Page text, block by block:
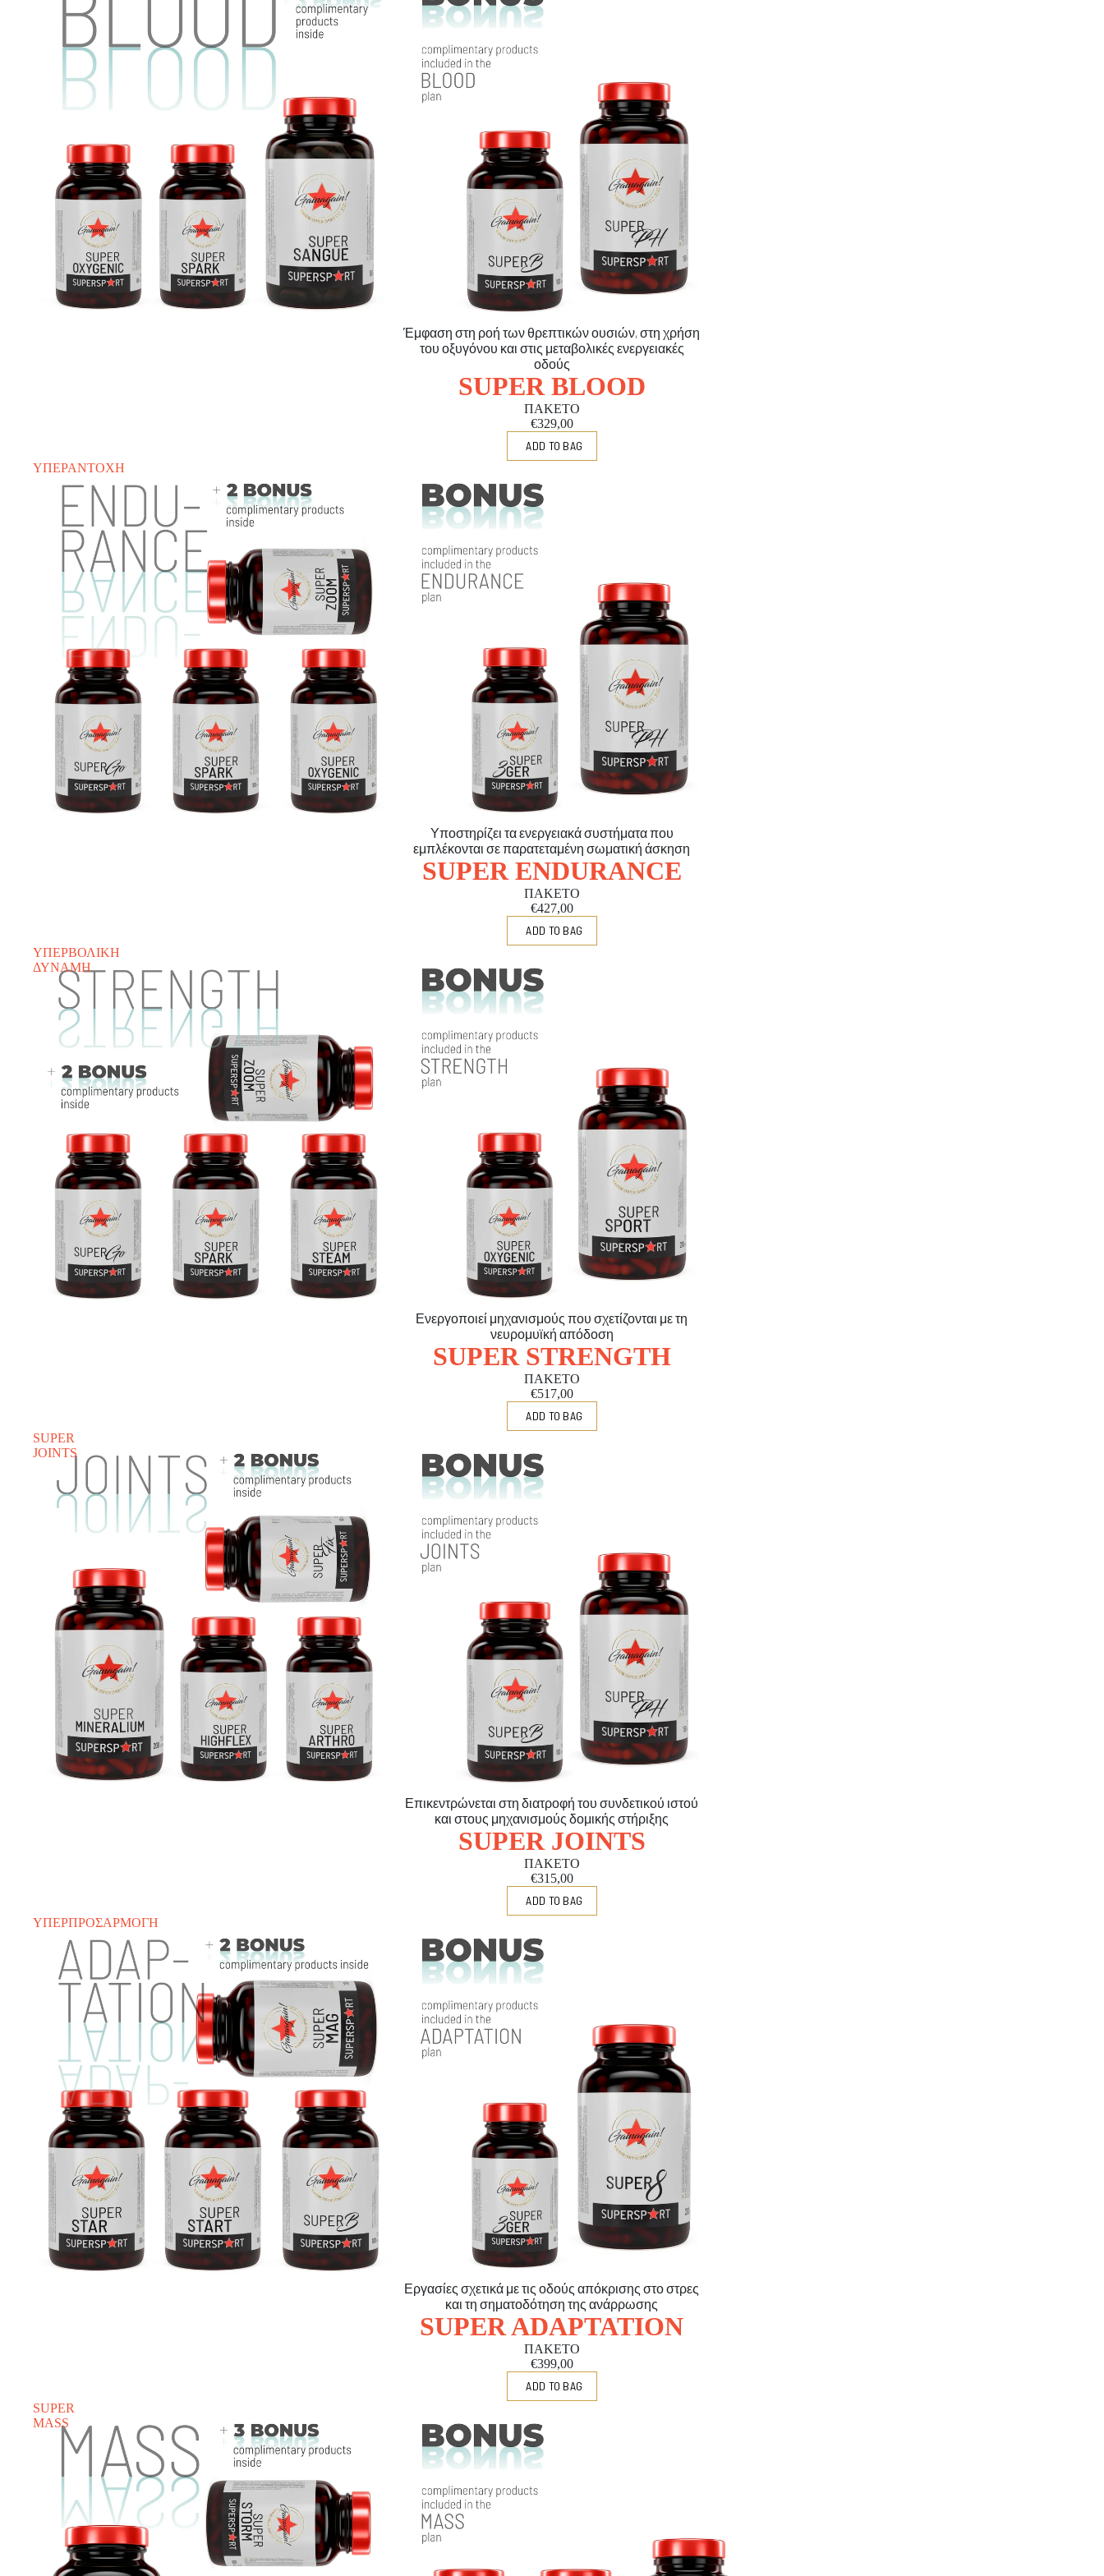
Έμφαση στη ροή των θρεπτικών ουσιών, στη χρήση
του οξυγόνου και στις μεταβολικές ενεργειακές
οδούς
SUPER BLOOD
ΠΑΚΕΤΟ
€329,00
ΥΠΕΡΑΝΤΟΧΗ
Υποστηρίζει τα ενεργειακά συστήματα που
εμπλέκονται σε παρατεταμένη σωματική άσκηση
SUPER ENDURANCE
ΠΑΚΕΤΟ
€427,00
ΥΠΕΡΒΟΛΙΚΗ
ΔΥΝΑΜΗ
Ενεργοποιεί μηχανισμούς που σχετίζονται με τη
νευρομυϊκή απόδοση
SUPER STRENGTH
ΠΑΚΕΤΟ
€517,00
SUPER
JOINTS
Επικεντρώνεται στη διατροφή του συνδετικού ιστού
και στους μηχανισμούς δομικής στήριξης
SUPER JOINTS
ΠΑΚΕΤΟ
€315,00
ΥΠΕΡΠΡΟΣΑΡΜΟΓΗ
Εργασίες σχετικά με τις οδούς απόκρισης στο στρες
και τη σηματοδότηση της ανάρρωσης
SUPER ADAPTATION
ΠΑΚΕΤΟ
€399,00
SUPER
MASS